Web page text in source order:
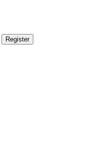
Register